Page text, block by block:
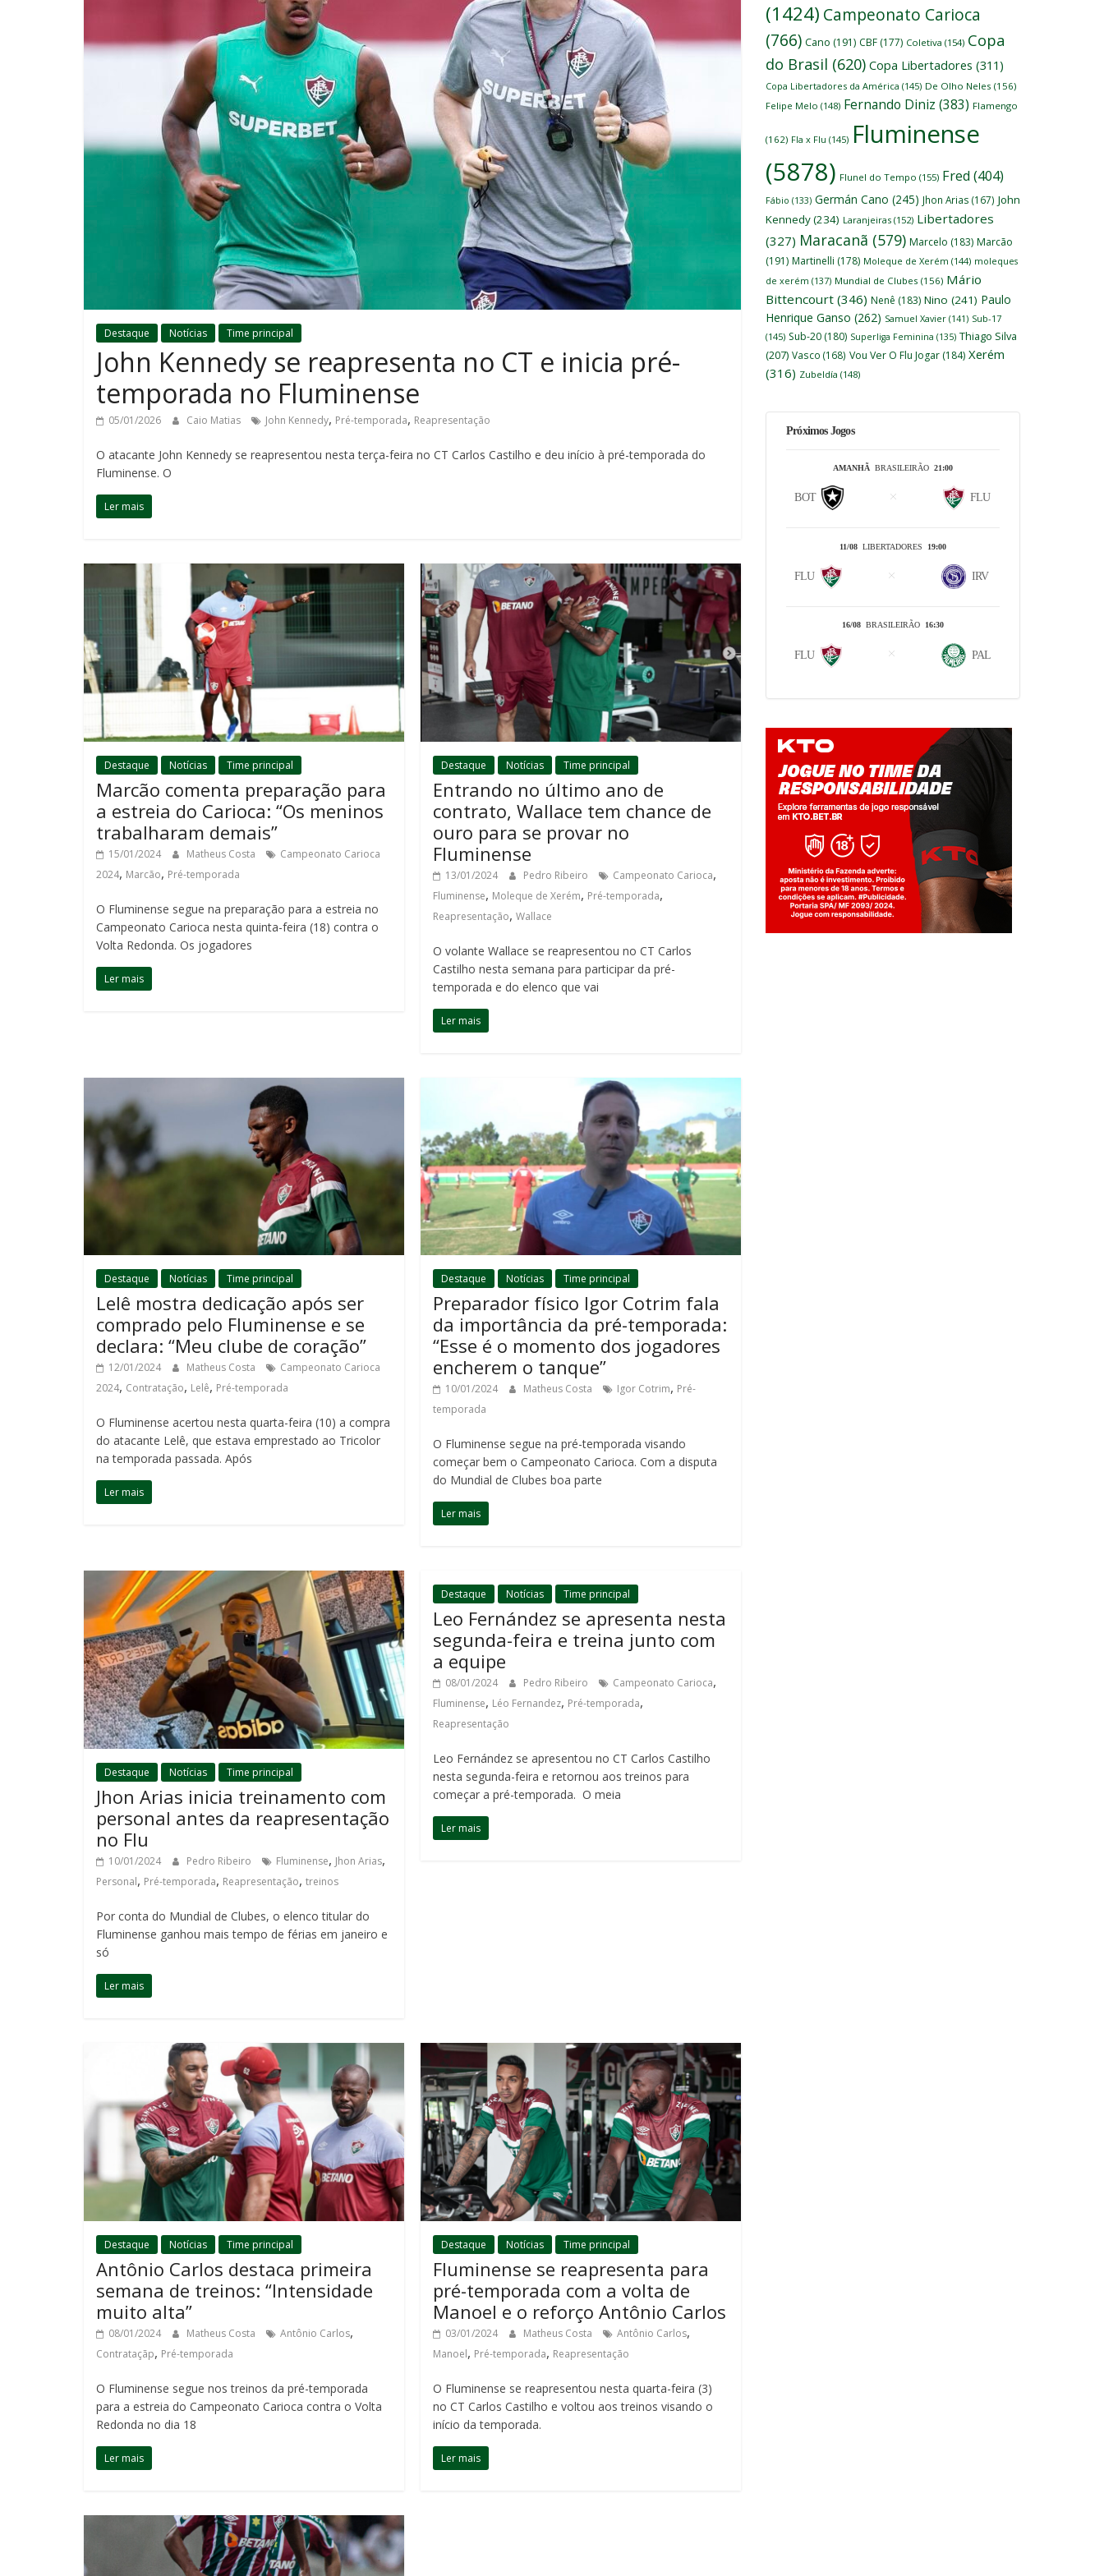
Destaque Notícias Time principal
John Kennedy se reapresenta no CT e inicia pré-
temporada no Fluminense
05/01/2026 Caio Matias John Kennedy, Pré-temporada, Reapresentação
O atacante John Kennedy se reapresentou nesta terça-feira no CT Carlos Castilho e deu início à pré-temporada do
Fluminense. O
Ler mais
Destaque Notícias Time principal
Marcão comenta preparação para
a estreia do Carioca: “Os meninos
trabalharam demais”
15/01/2024 Matheus Costa
Campeonato Carioca
2024, Marcão, Pré-temporada
O Fluminense segue na preparação para a estreia no
Campeonato Carioca nesta quinta-feira (18) contra o
Volta Redonda. Os jogadores
Ler mais
Destaque Notícias Time principal
Entrando no último ano de
contrato, Wallace tem chance de
ouro para se provar no
Fluminense
13/01/2024 Pedro Ribeiro Campeonato Carioca,
Fluminense, Moleque de Xerém, Pré-temporada,
Reapresentação,Wallace
O volante Wallace se reapresentou no CT Carlos
Castilho nesta semana para participar da pré-
temporada e do elenco que vai
Ler mais
Destaque Notícias Time principal
Lelê mostra dedicação após ser
comprado pelo Fluminense e se
declara: “Meu clube de coração”
12/01/2024 Matheus Costa
Campeonato Carioca
2024, Contratação, Lelê, Pré-temporada
O Fluminense acertou nesta quarta-feira (10) a compra
do atacante Lelê, que estava emprestado ao Tricolor
na temporada passada. Após
Ler mais
Destaque Notícias Time principal
Preparador físico Igor Cotrim fala
da importância da pré-temporada:
“Esse é o momento dos jogadores
encherem o tanque”
10/01/2024 Matheus Costa Igor Cotrim, Pré-
temporada
O Fluminense segue na pré-temporada visando
começar bem o Campeonato Carioca. Com a disputa
do Mundial de Clubes boa parte
Ler mais
Destaque Notícias Time principal
Jhon Arias inicia treinamento com
personal antes da reapresentação
no Flu
10/01/2024 Pedro Ribeiro Fluminense, Jhon Arias,
Personal, Pré-temporada, Reapresentação, treinos
Por conta do Mundial de Clubes, o elenco titular do
Fluminense ganhou mais tempo de férias em janeiro e
só
Ler mais
Destaque Notícias Time principal
Leo Fernández se apresenta nesta
segunda-feira e treina junto com
a equipe
08/01/2024 Pedro Ribeiro Campeonato Carioca,
Fluminense, Léo Fernandez, Pré-temporada,
Reapresentação
Leo Fernández se apresentou no CT Carlos Castilho
nesta segunda-feira e retornou aos treinos para
começar a pré-temporada. O meia
Ler mais
Destaque Notícias Time principal
Antônio Carlos destaca primeira
semana de treinos: “Intensidade
muito alta”
08/01/2024 Matheus Costa Antônio Carlos,
Contrataçãp, Pré-temporada
O Fluminense segue nos treinos da pré-temporada
para a estreia do Campeonato Carioca contra o Volta
Redonda no dia 18
Ler mais
Destaque Notícias Time principal
Fluminense se reapresenta para
pré-temporada com a volta de
Manoel e o reforço Antônio Carlos
03/01/2024 Matheus Costa Antônio Carlos,
Manoel, Pré-temporada, Reapresentação
O Fluminense se reapresentou nesta quarta-feira (3)
no CT Carlos Castilho e voltou aos treinos visando o
início da temporada.
Ler mais
(1424) Campeonato Carioca
(766) Cano (191) CBF (177) Coletiva (154) Copa
do Brasil (620) Copa Libertadores (311)
Copa Libertadores da América (145) De Olho Neles (156)
Felipe Melo (148) Fernando Diniz (383) Flamengo
(162) Fla x Flu (145) Fluminense
(5878) Flunel do Tempo (155) Fred (404)
Fábio (133) Germán Cano (245) Jhon Arias (167) John
Kennedy(234) Laranjeiras (152) Libertadores
(327) Maracanã (579) Marcelo (183) Marcão
(191) Martinelli (178) Moleque de Xerém (144) moleques
de xerém (137) Mundial de Clubes (156) Mário
Bittencourt (346) Nenê (183) Nino (241) Paulo
Henrique Ganso (262) Samuel Xavier (141) Sub-17
(145) Sub-20 (180) Superliga Feminina (135) Thiago Silva
(207) Vasco (168) Vou Ver O Flu Jogar (184) Xerém
(316) Zubeldía (148)
Próximos Jogos
AMANHÃ BRASILEIRÃO 21:00
BOT FLU
11/08 LIBERTADORES 19:00
FLU IRV
16/08 BRASILEIRÃO 16:30
FLU PAL
Jogue com responsabilidade. 18+